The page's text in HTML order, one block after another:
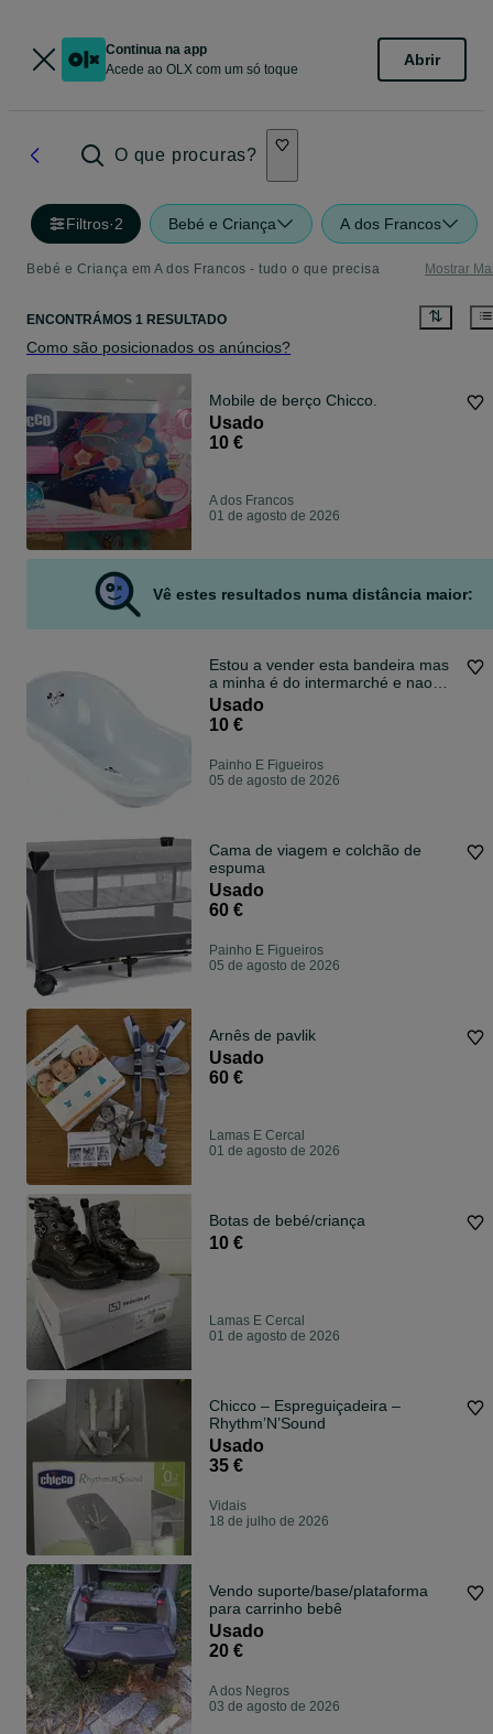
Continua na app
Acede ao OLX com um só toque
Abrir
O que procuras?
Filtros·2 Bebé e Criança A dos Francos
Bebé e Criança em A dos Francos - tudo o que precisa Mostrar
ENCONTRÁMOS 1 RESULTADO
Como são posicionados os anúncios?
Mobile de berço Chicco.
Usado
10 €
A dos Francos
01 de agosto de 2026
Vê estes resultados numa distância maior:
Estou a vender esta bandeira mas
a minha é do intermarché e nao
tem bonecos e é mais larga doque
esta
Usado
10 €
Painho E Figueiros
05 de agosto de 2026
Cama de viagem e colchão de
espuma
Usado
60 €
Painho E Figueiros
05 de agosto de 2026
Arnês de pavlik
Usado
60 €
Lamas E Cercal
01 de agosto de 2026
Botas de bebé/criança
10 €
Lamas E Cercal
01 de agosto de 2026
Chicco – Espreguiçadeira –
Rhythm’N’Sound
Usado
35 €
Vidais
18 de julho de 2026
Vendo suporte/base/plataforma
para carrinho bebê
Usado
20 €
A dos Negros
03 de agosto de 2026